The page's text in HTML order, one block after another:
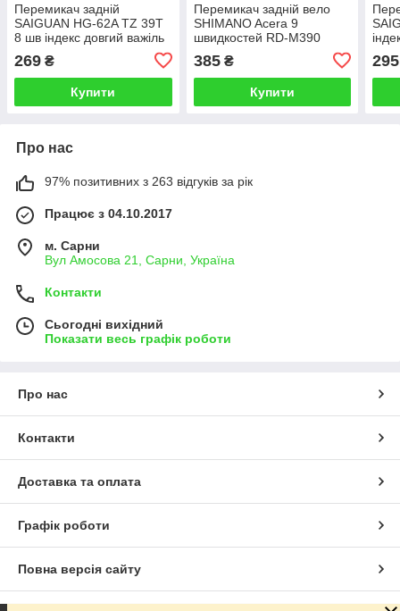
Перемикач задній
SAIGUAN HG-62A TZ 39T
8 шв індекс довгий важіль
269 ₴
Купити
Перемикач задній вело
SHIMANO Acera 9
швидкостей RD-M390
385₴
Купити
295
Про нас
97% позитивних з 263 відгуків за рік
Працює з 04.10.2017
м. Сарни
Вул Амосова 21, Сарни, Україна
Контакти
Сьогодні вихідний
Показати весь графік роботи
Про нас
Контакти
Доставка та оплата
Графік роботи
Повна версія сайту